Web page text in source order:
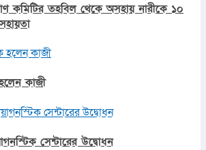
কমিটির তহবিল থেকে অসহায় নারীকে ১০
কাজী
সেন্টারের উদ্বোধন